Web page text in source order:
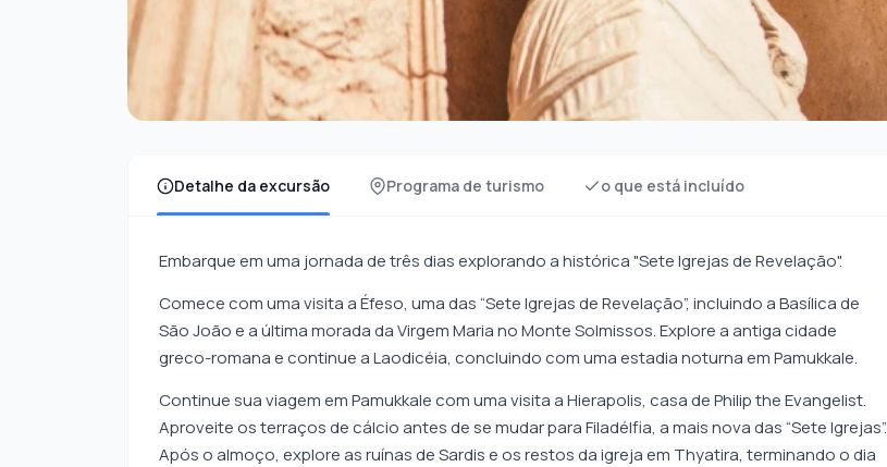
Detalhe da excursão Programa de turismo o que está incluído
Embarque em uma jornada de três dias explorando a histórica "Sete Igrejas de Revelação".
Comece com uma visita a Éfeso, uma das “Sete Igrejas de Revelação”, incluindo a Basílica de
São João e a última morada da Virgem Maria no Monte Solmissos. Explore a antiga cidade
greco-romana e continue a Laodicéia, concluindo com uma estadia noturna em Pamukkale.
Continue sua viagem em Pamukkale com uma visita a Hierapolis, casa de Philip the Evangelist.
Aproveite os terraços de cálcio antes de se mudar para Filadélfia, a mais nova das “Sete Igrejas”.
Após o almoço, explore as ruínas de Sardis e os restos da igreja em Thyatira, terminando o dia